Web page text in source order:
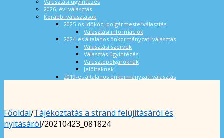
Választási ügyintézés
2026. évi választás
Korábbi választások
2025-ös időközi polgármesterválasztás
Választási információk
2024-es általános önkormányzati választás
Választási szervek
Választás ügyintézés
Választópolgároknak
Jelölteknek
2019-es általános önkormányzati választás
Főoldal/Tájékoztatás a strand felújításáról és
nyitásáról/20210423_081824